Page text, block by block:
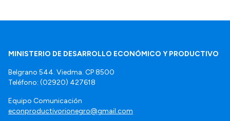
MINISTERIO DE DESARROLLO ECONÓMICO Y PRODUCTIVO
Belgrano 544. Viedma. CP 8500
Teléfono: (02920) 427618
Equipo Comunicación
econproductivorionegro@gmail.com